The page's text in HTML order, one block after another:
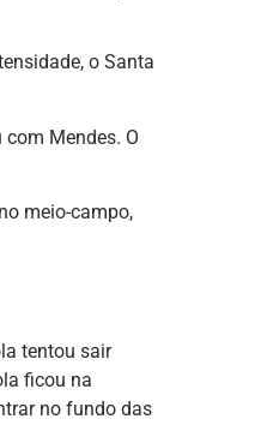
o Santa
Mendes. O
meio-campo,
tentou sair
ficou na
no fundo das